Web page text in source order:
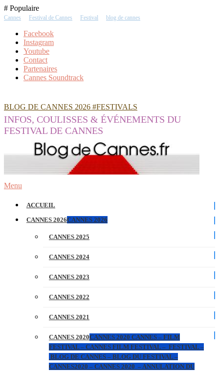
Skip
To
# Populaire
Cannes Festival de Cannes Festival blog de cannes
Facebook
Instagram
Youtube
Contact
Partenaires
Cannes Soundtrack
BLOG DE CANNES 2026 #FESTIVALS
INFOS, COULISSES & ÉVÉNEMENTS DU
FESTIVAL DE CANNES
Menu
ACCUEIL
CANNES 2026CANNES 2026
CANNES 2025
CANNES 2024
CANNES 2023
CANNES 2022
CANNES 2021
CANNES 2020CANNES 2020 CANNES – FILM
FESTIVAL – CANNES FILM FESTIVAL – FESTIVAL –
BLOG DE CANNES – BLOG DU FESTIVAL –
CANNES2020 – CANNES 2020 – ANNULATION DU